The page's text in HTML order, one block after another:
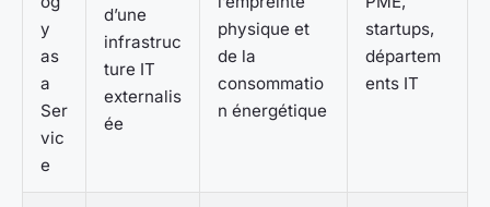
y
as
a
Ser
vic
e
d’une
infrastruc
ture IT
externalis
ée
physique et
de la
consommatio
n énergétique
startups,
départem
ents IT